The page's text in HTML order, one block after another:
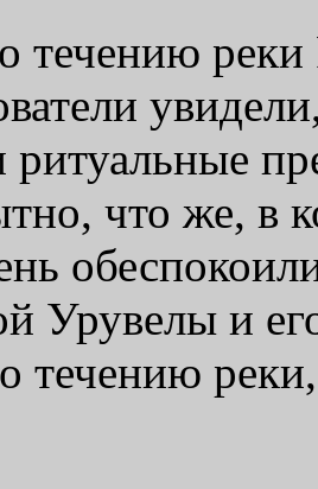
течению реки
ритуальные
что же, в
Урувелы и
течению